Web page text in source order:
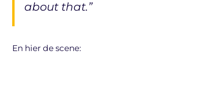
about that.”
En hier de scene: